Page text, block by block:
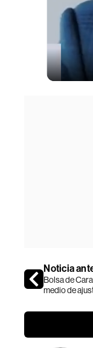
Noticia
Bolsa de
medio de